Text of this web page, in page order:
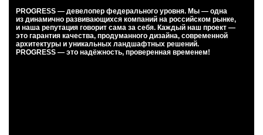
PROGRESS — девелопер федерального уровня. Мы — одна
из динамично развивающихся компаний на российском рынке,
и наша репутация говорит сама за себя. Каждый наш проект —
это гарантия качества, продуманного дизайна, современной
архитектуры и уникальных ландшафтных решений.
PROGRESS — это надёжность, проверенная временем!